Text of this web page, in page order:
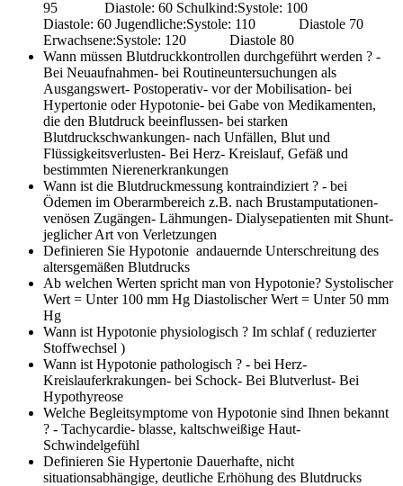
95 Diastole: 60 Schulkind:Systole: 100
Diastole: 60 Jugendliche:Systole: 110 Diastole 70
Erwachsene:Systole: 120 Diastole 80
Wann müssen Blutdruckkontrollen durchgeführt werden ? -
Bei Neuaufnahmen- bei Routineuntersuchungen als
Ausgangswert- Postoperativ- vor der Mobilisation- bei
Hypertonie oder Hypotonie- bei Gabe von Medikamenten,
die den Blutdruck beeinflussen- bei starken
Blutdruckschwankungen- nach Unfällen, Blut und
Flüssigkeitsverlusten- Bei Herz- Kreislauf, Gefäß und
bestimmten Nierenerkrankungen
Wann ist die Blutdruckmessung kontraindiziert ? - bei
Ödemen im Oberarmbereich z.B. nach Brustamputationen-
venösen Zugängen- Lähmungen- Dialysepatienten mit Shunt-
jeglicher Art von Verletzungen
Definieren Sie Hypotonie andauernde Unterschreitung des
altersgemäßen Blutdrucks
Ab welchen Werten spricht man von Hypotonie? Systolischer
Wert = Unter 100 mm Hg Diastolischer Wert = Unter 50 mm
Hg
Wann ist Hypotonie physiologisch ? Im schlaf ( reduzierter
Stoffwechsel )
Wann ist Hypotonie pathologisch ? - bei Herz-
Kreislauferkrakungen- bei Schock- Bei Blutverlust- Bei
Hypothyreose
Welche Begleitsymptome von Hypotonie sind Ihnen bekannt
? - Tachycardie- blasse, kaltschweißige Haut-
Schwindelgefühl
Definieren Sie Hypertonie Dauerhafte, nicht
situationsabhängige, deutliche Erhöhung des Blutdrucks